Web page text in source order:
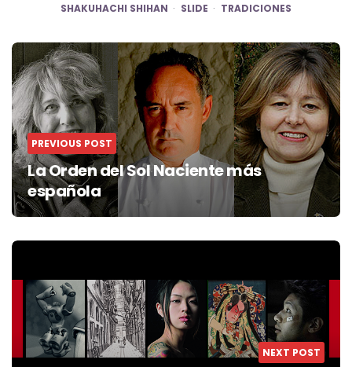
SHAKUHACHI SHIHAN
SLIDE TRADICIONES
Post
navigation
PREVIOUS POST
La Orden del Sol Naciente más
española
NEXT POST